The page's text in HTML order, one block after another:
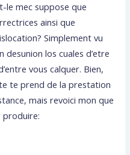
le mec suppose que
ainsi que
Simplement vu
los cuales d’etre
vous calquer. Bien,
te prend de la prestation
mais revoici mon que